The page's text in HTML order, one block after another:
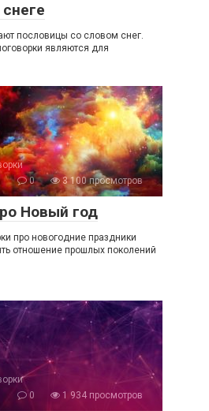
пословицы со словом снег.
являются для
0
3 100 просмотров
Новый год
про новогодние праздники
отношение прошлых поколений
0
1 934 просмотров